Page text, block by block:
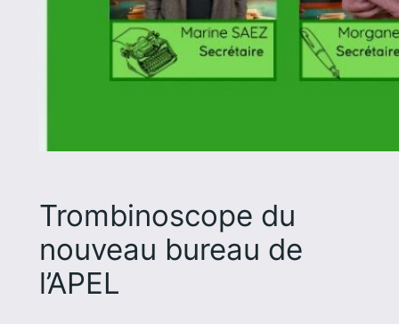
Trombinoscope du
nouveau bureau de
l’APEL